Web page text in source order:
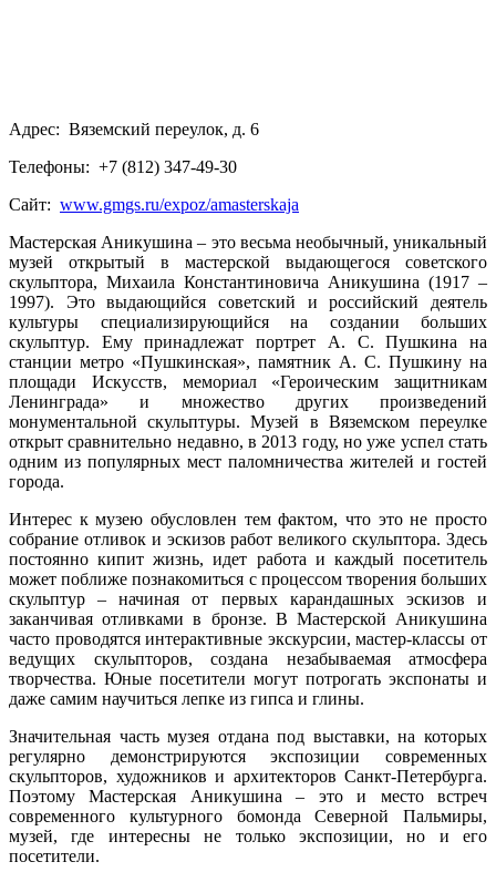
Адрес: Вяземский переулок, д. 6
Телефоны: +7 (812) 347-49-30
Сайт: www.gmgs.ru/expoz/amasterskaja
Мастерская Аникушина – это весьма необычный, уникальный
музей открытый в мастерской выдающегося советского
скульптора, Михаила Константиновича Аникушина (1917 –
1997). Это выдающийся советский и российский деятель
культуры специализирующийся на создании больших
скульптур. Ему принадлежат портрет А. С. Пушкина на
станции метро «Пушкинская», памятник А. С. Пушкину на
площади Искусств, мемориал «Героическим защитникам
Ленинграда» и множество других произведений
монументальной скульптуры. Музей в Вяземском переулке
открыт сравнительно недавно, в 2013 году, но уже успел стать
одним из популярных мест паломничества жителей и гостей
города.
Интерес к музею обусловлен тем фактом, что это не просто
собрание отливок и эскизов работ великого скульптора. Здесь
постоянно кипит жизнь, идет работа и каждый посетитель
может поближе познакомиться с процессом творения больших
скульптур – начиная от первых карандашных эскизов и
заканчивая отливками в бронзе. В Мастерской Аникушина
часто проводятся интерактивные экскурсии, мастер-классы от
ведущих скульпторов, создана незабываемая атмосфера
творчества. Юные посетители могут потрогать экспонаты и
даже самим научиться лепке из гипса и глины.
Значительная часть музея отдана под выставки, на которых
регулярно демонстрируются экспозиции современных
скульпторов, художников и архитекторов Санкт-Петербурга.
Поэтому Мастерская Аникушина – это и место встреч
современного культурного бомонда Северной Пальмиры,
музей, где интересны не только экспозиции, но и его
посетители.